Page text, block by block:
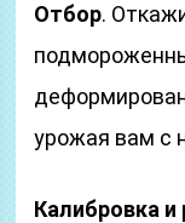
Отбор.
урожая вам с
Калибровка и